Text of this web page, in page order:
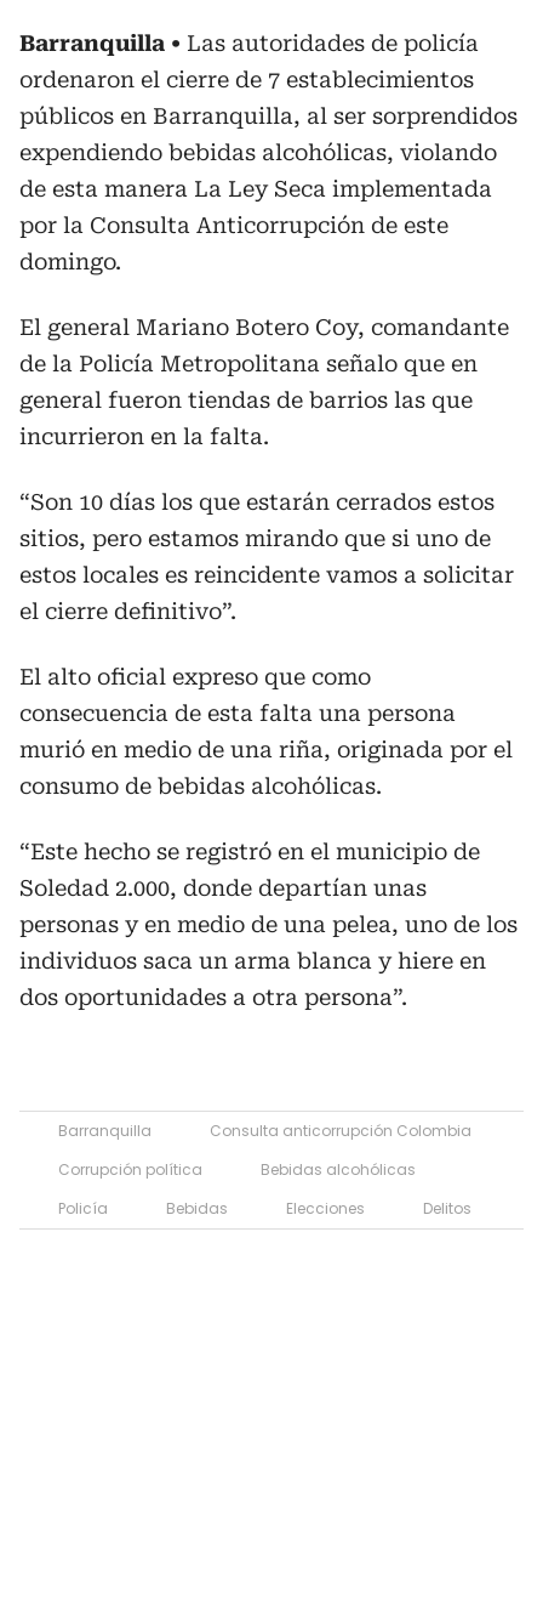
Barranquilla
Las autoridades de policía
ordenaron el cierre de 7 establecimientos
públicos en Barranquilla, al ser sorprendidos
expendiendo bebidas alcohólicas, violando
de esta manera La Ley Seca implementada
por la Consulta Anticorrupción de este
domingo.
El general Mariano Botero Coy, comandante
de la Policía Metropolitana señalo que en
general fueron tiendas de barrios las que
incurrieron en la falta.
“Son 10 días los que estarán cerrados estos
sitios, pero estamos mirando que si uno de
estos locales es reincidente vamos a solicitar
el cierre definitivo”.
El alto oficial expreso que como
consecuencia de esta falta una persona
murió en medio de una riña, originada por el
consumo de bebidas alcohólicas.
“Este hecho se registró en el municipio de
Soledad 2.000, donde departían unas
personas y en medio de una pelea, uno de los
individuos saca un arma blanca y hiere en
dos oportunidades a otra persona”.
Barranquilla
Consulta anticorrupción Colombia
Corrupción política
Bebidas alcohólicas
Policía
Bebidas Elecciones Delitos